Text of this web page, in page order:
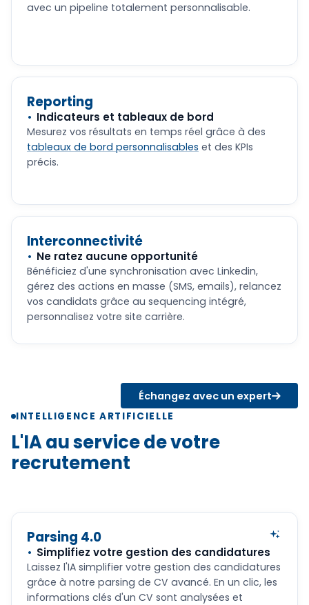
avec un pipeline totalement personnalisable.
Reporting
Indicateurs et tableaux de bord
Mesurez vos résultats en temps réel grâce à des
tableaux de bord personnalisables et des KPIs
précis.
Interconnectivité
Ne ratez aucune opportunité
Bénéficiez d'une synchronisation avec Linkedin,
gérez des actions en masse (SMS, emails), relancez
vos candidats grâce au sequencing intégré,
personnalisez votre site carrière.
Échangez avec un expert
INTELLIGENCE ARTIFICIELLE
L'IA au service de votre
recrutement
Parsing 4.0
Simplifiez votre gestion des candidatures
Laissez l'IA simplifier votre gestion des candidatures
grâce à notre parsing de CV avancé. En un clic, les
informations clés d'un CV sont analysées et